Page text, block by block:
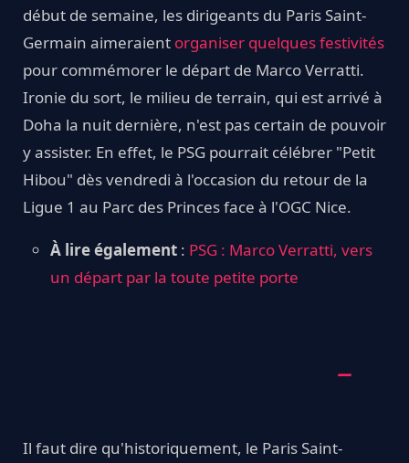
début de semaine, les dirigeants du Paris Saint-
Germain aimeraient organiser quelques festivités
pour commémorer le départ de Marco Verratti.
Ironie du sort, le milieu de terrain, qui est arrivé à
Doha la nuit dernière, n'est pas certain de pouvoir
y assister. En effet, le PSG pourrait célébrer "Petit
Hibou" dès vendredi à l'occasion du retour de la
Ligue 1 au Parc des Princes face à l'OGC Nice.
À lire également : PSG : Marco Verratti, vers
un départ par la toute petite porte
Il faut dire qu'historiquement, le Paris Saint-